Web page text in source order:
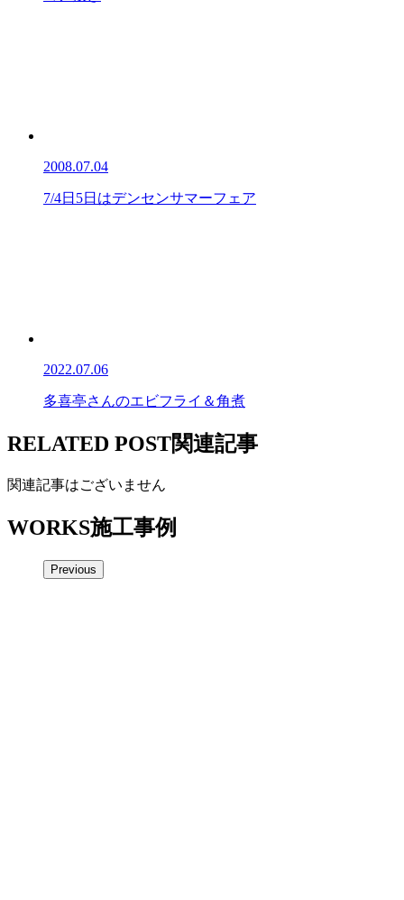
2008.07.04
7/4日5日はデンセンサマーフェア
2022.07.06
多喜亭さんのエビフライ＆角煮
RELATED POST関連記事
関連記事はございません
WORKS施工事例
Previous